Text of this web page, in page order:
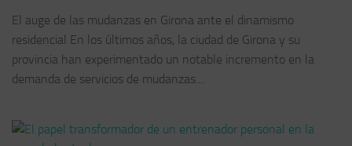
El auge de las mudanzas en Girona ante el dinamismo
residencial En los últimos años, la ciudad de Girona y su
provincia han experimentado un notable incremento en la
demanda de servicios de mudanzas....